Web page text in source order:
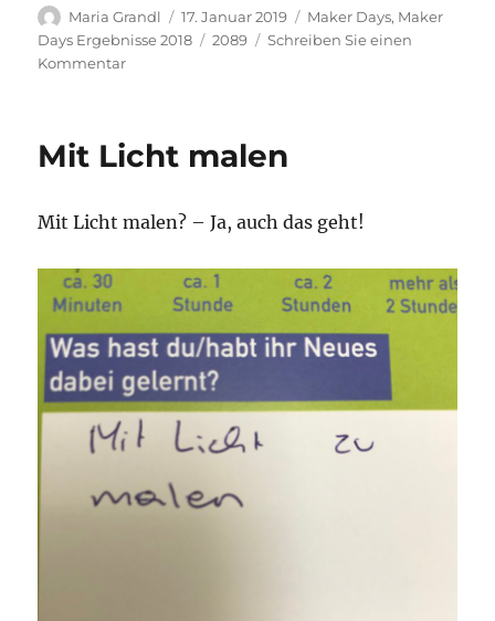
Autor
Maria Grandl
Veröffentlicht
am
17. Januar 2019 Kategorien
Maker Days, Maker
Days Ergebnisse 2018
Schlagwörter
2089
Schreiben Sie einen
Kommentarzu
Mit Licht malen
Mit Licht malen? – Ja, auch das geht!